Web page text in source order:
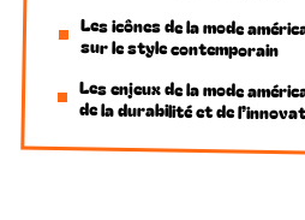
Les icônes de la mode
sur le style contemporain
Les enjeux de la mode
de la durabilité et de